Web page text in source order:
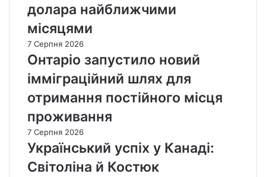
к
д
е
п
о
о
в
а
н
и
м
і
и
р
о
с
і
ї
е
р
е
в
т
долара найближчими
місяцями
7 Серпня 2026
Онтаріо запустило новий
імміграційний шлях для
отримання постійного місця
проживання
7 Серпня 2026
Український успіх у Канаді:
Світоліна й Костюк